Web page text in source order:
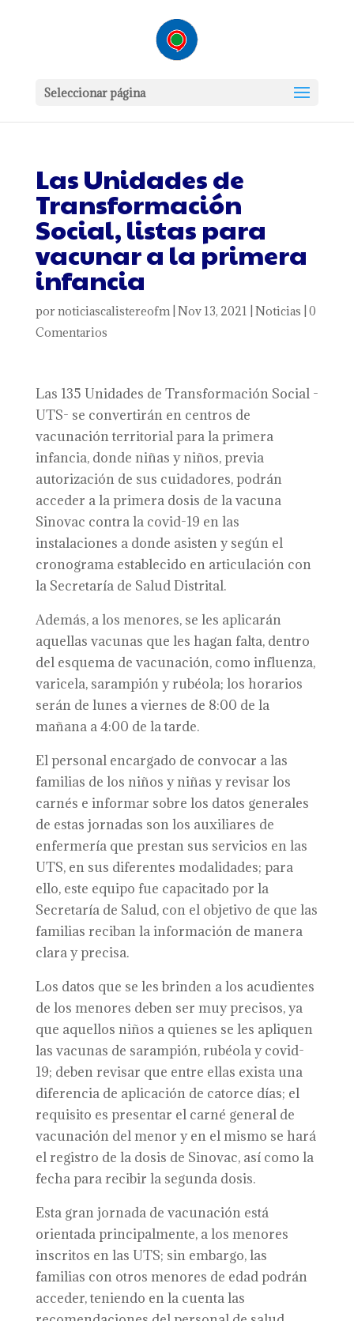
Seleccionar página
Las Unidades de
Transformación
Social, listas para
vacunar a la primera
infancia
por noticiascalistereofm| Nov 13, 2021 Noticias 0
Comentarios
Las 135 Unidades de Transformación Social -
UTS- se convertirán en centros de
vacunación territorial para la primera
infancia, donde niñas y niños, previa
autorización de sus cuidadores, podrán
acceder a la primera dosis de la vacuna
Sinovac contra la covid-19 en las
instalaciones a donde asisten y según el
cronograma establecido en articulación con
la Secretaría de Salud Distrital.
Además, a los menores, se les aplicarán
aquellas vacunas que les hagan falta, dentro
del esquema de vacunación, como influenza,
varicela, sarampión y rubéola; los horarios
serán de lunes a viernes de 8:00 de la
mañana a 4:00 de la tarde.
El personal encargado de convocar a las
familias de los niños y niñas y revisar los
carnés e informar sobre los datos generales
de estas jornadas son los auxiliares de
enfermería que prestan sus servicios en las
UTS, en sus diferentes modalidades; para
ello, este equipo fue capacitado por la
Secretaría de Salud, con el objetivo de que las
familias reciban la información de manera
clara y precisa.
Los datos que se les brinden a los acudientes
de los menores deben ser muy precisos, ya
que aquellos niños a quienes se les apliquen
las vacunas de sarampión, rubéola y covid-
19; deben revisar que entre ellas exista una
diferencia de aplicación de catorce días; el
requisito es presentar el carné general de
vacunación del menor y en el mismo se hará
el registro de la dosis de Sinovac, así como la
fecha para recibir la segunda dosis.
Esta gran jornada de vacunación está
orientada principalmente, a los menores
inscritos en las UTS; sin embargo, las
familias con otros menores de edad podrán
acceder, teniendo en la cuenta las